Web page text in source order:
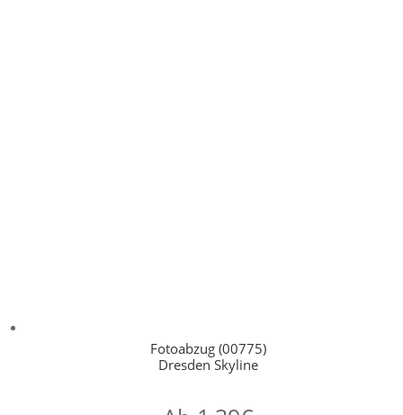
Fotoabzug (00775)
Dresden Skyline